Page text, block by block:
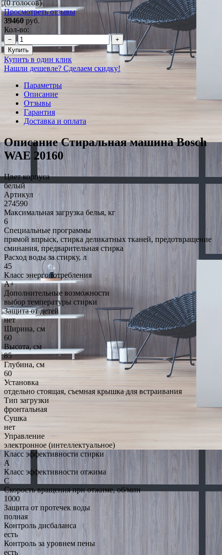
(0 голосов)
Просмотреть отзывы
39460 руб.
Кол-во:
−
+
Купить
Купить в один клик
Нашли дешевле? Сделаем скидку!
Параметры
Описание
Отзывы
Гарантия
Доставка и оплата
Описание Стиральная машина Bosch
WAE 20160
Цвет корпуса
белый
Артикул
274590
Максимальная загрузка белья, кг
6
Специальные программы
прямой впрыск, стирка деликатных тканей, предотвращение
сминания, предварительная стирка
Расход воды за стирку, л
45
Класс энергопотребления
A+
Дополнительные возможности
выбор температуры стирки
Защита от детей
нет
Ширина, см
60
Высота, см
85
Глубина, см
60
Установка
отдельно стоящая, съемная крышка для встраивания
Тип загрузки
фронтальная
Сушка
нет
Управление
электронное (интеллектуальное)
Класс эффективности стирки
A
Класс эффективности отжима
C
Скорость вращения при отжиме, об/мин
1000
Защита от протечек воды
полная
Контроль дисбаланса
есть
Контроль за уровнем пены
есть